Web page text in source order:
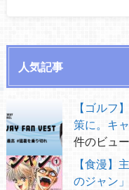
人気記事
【ゴルフ
策に。キ
件のビュー
【食漫】
のジャン